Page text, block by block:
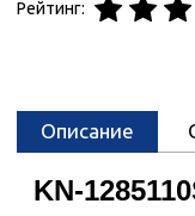
Рейтинг:
Описание
KN-